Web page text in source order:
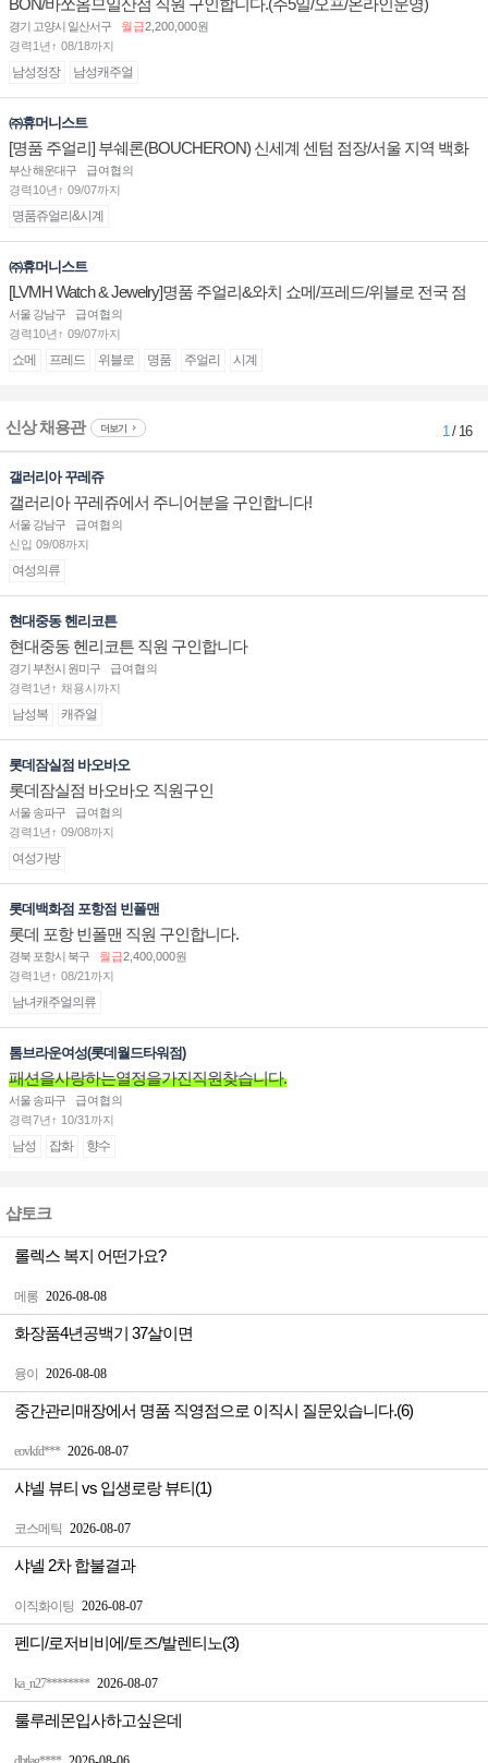
BON/바쏘옴므일산점 직원 구인합니다.(주5일/오프/온라인운영)
경기 고양시 일산서구 월급2,200,000원
경력1년↑ 08/18까지
남성정장 남성캐주얼
㈜휴머니스트
[명품 주얼리] 부쉐론(BOUCHERON) 신세계 센텀 점장/서울 지역 백화
점 판매사원 채용
부산 해운대구
급여협의
경력10년↑ 09/07까지
명품쥬얼리&시계
㈜휴머니스트
[LVMH Watch & Jewelry]명품 주얼리&와치 쇼메/프레드/위블로 전국 점
장/부점장/판매사원 채용
서울 강남구
급여협의
경력10년↑ 09/07까지
쇼메 프레드 위블로 명품 주얼리 시계
신상 채용관 더보기 1/ 16
갤러리아 꾸레쥬
갤러리아 꾸레쥬에서 주니어분을 구인합니다!
서울 강남구
급여협의
신입 09/08까지
여성의류
현대중동 헨리코튼
현대중동 헨리코튼 직원 구인합니다
경기 부천시 원미구
급여협의
경력1년↑ 채용시까지
남성복 캐쥬얼
롯데잠실점 바오바오
롯데잠실점 바오바오 직원구인
서울 송파구
급여협의
경력1년↑ 09/08까지
여성가방
롯데백화점 포항점 빈폴맨
롯데 포항 빈폴맨 직원 구인합니다.
경북 포항시 북구 월급2,400,000원
경력1년↑ 08/21까지
남녀캐주얼의류
톰브라운여성(롯데월드타워점)
패션을사랑하는열정을가진직원찾습니다.
서울 송파구
급여협의
경력7년↑ 10/31까지
남성 잡화 향수
샵토크
메롱 2026-08-08
롤렉스 복지 어떤가요?
융이 2026-08-08
화장품4년공백기 37살이면
eovkfd*** 2026-08-07
중간관리매장에서 명품 직영점으로 이직시 질문있습니다.(6)
코스메틱 2026-08-07
샤넬 뷰티 vs 입생로랑 뷰티(1)
이직화이팅 2026-08-07
샤넬 2차 합불결과
ka_n27******** 2026-08-07
펜디/로저비비에/토즈/발렌티노(3)
룰루레몬입사하고싶은데